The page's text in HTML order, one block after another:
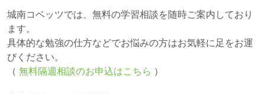
城南コベッツでは、無料の学習相談を随時ご案内しており
ます。
具体的な勉強の仕方などでお悩みの方はお気軽に足をお運
びください。
（ 無料隔週相談のお申込はこちら ）